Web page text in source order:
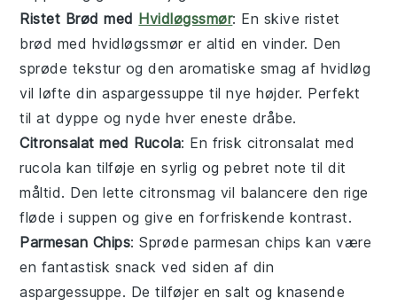
Ristet Brød med Hvidløgssmør: En skive ristet
brød med hvidløgssmør er altid en vinder. Den
sprøde tekstur og den aromatiske smag af hvidløg
vil løfte dinaspargessuppe til nye højder. Perfekt
til at dyppe og nyde hver eneste dråbe.
Citronsalat med Rucola: En frisk citronsalat med
rucola kan tilføje en syrlig og pebret note til dit
måltid. Den lettecitronsmag vil balancere den rige
fløde isuppen og give en forfriskende kontrast.
Parmesan Chips: Sprøde parmesan chips kan være
en fantastisksnack ved siden af din
aspargessuppe. De tilføjer en salt og knasende